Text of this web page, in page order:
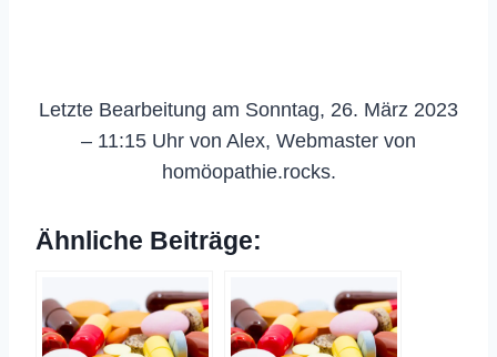
Letzte Bearbeitung am Sonntag, 26. März 2023
– 11:15 Uhr von Alex, Webmaster von
homöopathie.rocks.
Ähnliche Beiträge: